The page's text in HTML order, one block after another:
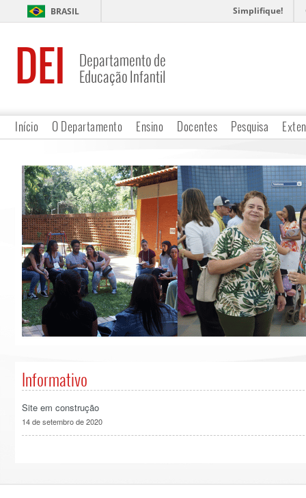
BRASIL Simplifique!
DEI
Departamento de
Educação Infantil
Início O Departamento Ensino Docentes Pesquisa
Informativo
Site em construção
14 de setembro de 2020